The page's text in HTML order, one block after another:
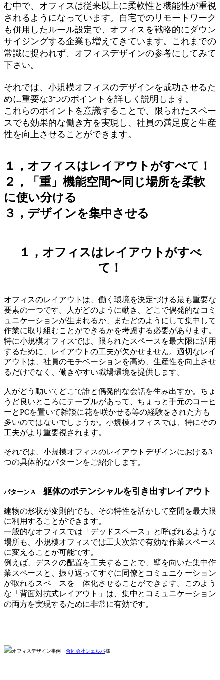
む中で、オフィスは従来以上に柔軟性と機能性が重視
されるようになっています。自宅でのリモートワーク
も併用したルール設定で、オフィスを戦略的にダウン
サイジングする企業も増えてきています。これまでの
常識に捉われず、オフィスデザインの参考にしてみて
下さい。
それでは、小規模オフィスのデザインを成功させるた
めに重要な3つのポイントを詳しく説明します。
これらのポイントを意識することで、限られたスペー
スでも効果的な働き方を実現し、社員の満足度と生産
性を向上させることができます。
１，オフィスはレイアウトがすべて！
２，「重」機能空間〜同じ場所を柔軟
に使い分ける
３，デザインを集中させる
１，オフィスはレイアウトがすべ
て！
オフィスのレイアウトは、働く環境を決定づける最も重要な
要素の一つです。人がどのように動き、どこで偶発的なコミ
ュニケーションが生まれるか、またどのようにして集中して
作業に取り組むことができるかを考慮する必要があります。
特に小規模オフィスでは、限られたスペースを最大限に活用
するために、レイアウトの工夫が欠かせません。適切なレイ
アウトは、社員のモチベーションを高め、生産性を向上させ
るだけでなく、働きやすい職場環境を提供します。
人がどう動いてどこで誰と偶発的な会話を生み出すか。ちょ
うど良いところにテーブルがあって、ちょっと手元のコーヒ
ーとPCを置いて雑談に花を咲かせる等の経験をされた方も
多いのではないでしょうか。小規模オフィスでは、特にその
工夫がより重要視されます。
それでは、小規模オフィスのレイアウトデザインにおける3
つの具体的なパターンをご紹介します。
パターン A 躯体のポテンシャルを引き出すレイアウト
建物の形状が変則的でも、その特性を活かして空間を最大限
に利用することができます。
一般的なオフィスでは「デッドスペース」と呼ばれるような
場所も、小規模オフィスでは工夫次第で有効な作業スペース
に変えることが可能です。
例えば、デスクの配置を工夫することで、壁を向いた集中作
業スペースと、振り返ってすぐに同僚とコミュニケーション
が取れるスペースを一体化させることができます。このよう
な「背面対抗式レイアウト」は、集中とコミュニケーション
の両方を実現するために非常に有効です。
オフィスデザイン事例 合同会社シェルパ様